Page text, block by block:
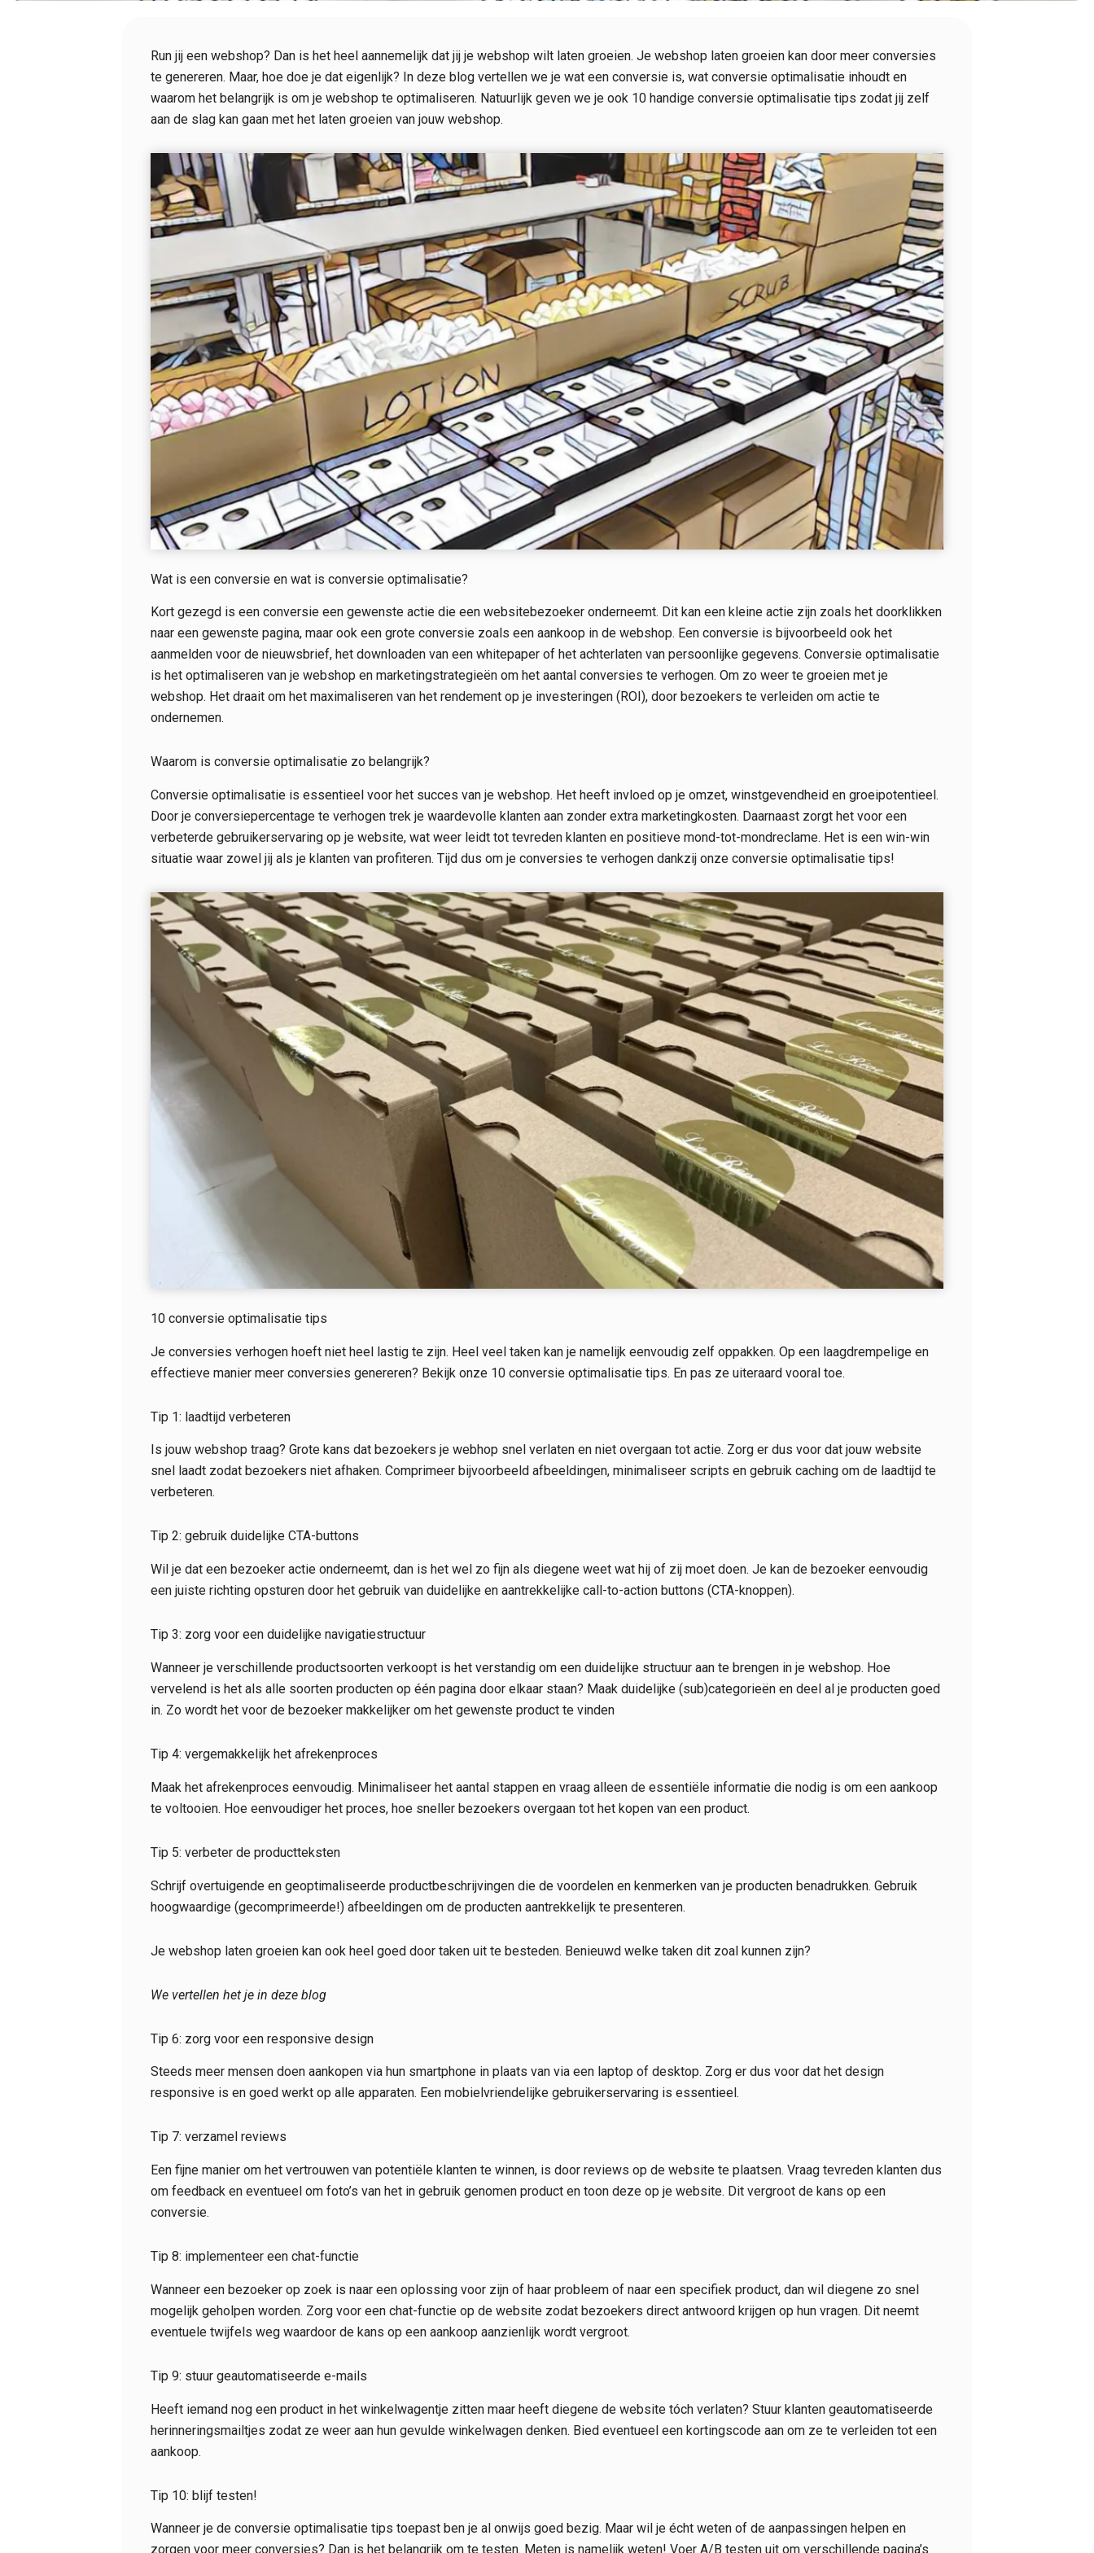
Run jij een webshop? Dan is het heel aannemelijk dat jij je webshop wilt laten groeien. Je webshop laten groeien kan door meer conversies
te genereren. Maar, hoe doe je dat eigenlijk? In deze blog vertellen we je wat een conversie is, wat conversie optimalisatie inhoudt en
waarom het belangrijk is om je webshop te optimaliseren. Natuurlijk geven we je ook 10 handige conversie optimalisatie tips zodat jij zelf
aan de slag kan gaan met het laten groeien van jouw webshop.
Wat is een conversie en wat is conversie optimalisatie?
Kort gezegd is een conversie een gewenste actie die een websitebezoeker onderneemt. Dit kan een kleine actie zijn zoals het doorklikken
naar een gewenste pagina, maar ook een grote conversie zoals een aankoop in de webshop. Een conversie is bijvoorbeeld ook het
aanmelden voor de nieuwsbrief, het downloaden van een whitepaper of het achterlaten van persoonlijke gegevens. Conversie optimalisatie
is het optimaliseren van je webshop en marketingstrategieën om het aantal conversies te verhogen. Om zo weer te groeien met je
webshop. Het draait om het maximaliseren van het rendement op je investeringen (ROI), door bezoekers te verleiden om actie te
ondernemen.
Waarom is conversie optimalisatie zo belangrijk?
Conversie optimalisatie is essentieel voor het succes van je webshop. Het heeft invloed op je omzet, winstgevendheid en groeipotentieel.
Door je conversiepercentage te verhogen trek je waardevolle klanten aan zonder extra marketingkosten. Daarnaast zorgt het voor een
verbeterde gebruikerservaring op je website, wat weer leidt tot tevreden klanten en positieve mond-tot-mondreclame. Het is een win-win
situatie waar zowel jij als je klanten van profiteren. Tijd dus om je conversies te verhogen dankzij onze conversie optimalisatie tips!
10 conversie optimalisatie tips
Je conversies verhogen hoeft niet heel lastig te zijn. Heel veel taken kan je namelijk eenvoudig zelf oppakken. Op een laagdrempelige en
effectieve manier meer conversies genereren? Bekijk onze 10 conversie optimalisatie tips. En pas ze uiteraard vooral toe.
Tip 1: laadtijd verbeteren
Is jouw webshop traag? Grote kans dat bezoekers je webhop snel verlaten en niet overgaan tot actie. Zorg er dus voor dat jouw website
snel laadt zodat bezoekers niet afhaken. Comprimeer bijvoorbeeld afbeeldingen, minimaliseer scripts en gebruik caching om de laadtijd te
verbeteren.
Tip 2: gebruik duidelijke CTA-buttons
Wil je dat een bezoeker actie onderneemt, dan is het wel zo fijn als diegene weet wat hij of zij moet doen. Je kan de bezoeker eenvoudig
een juiste richting opsturen door het gebruik van duidelijke en aantrekkelijke call-to-action buttons (CTA-knoppen).
Tip 3: zorg voor een duidelijke navigatiestructuur
Wanneer je verschillende productsoorten verkoopt is het verstandig om een duidelijke structuur aan te brengen in je webshop. Hoe
vervelend is het als alle soorten producten op één pagina door elkaar staan? Maak duidelijke (sub)categorieën en deel al je producten goed
in. Zo wordt het voor de bezoeker makkelijker om het gewenste product te vinden
Tip 4: vergemakkelijk het afrekenproces
Maak het afrekenproces eenvoudig. Minimaliseer het aantal stappen en vraag alleen de essentiële informatie die nodig is om een aankoop
te voltooien. Hoe eenvoudiger het proces, hoe sneller bezoekers overgaan tot het kopen van een product.
Tip 5: verbeter de productteksten
Schrijf overtuigende en geoptimaliseerde productbeschrijvingen die de voordelen en kenmerken van je producten benadrukken. Gebruik
hoogwaardige (gecomprimeerde!) afbeeldingen om de producten aantrekkelijk te presenteren.
Je webshop laten groeien kan ook heel goed door taken uit te besteden. Benieuwd welke taken dit zoal kunnen zijn?
We vertellen het je in deze blog
Tip 6: zorg voor een responsive design
Steeds meer mensen doen aankopen via hun smartphone in plaats van via een laptop of desktop. Zorg er dus voor dat het design
responsive is en goed werkt op alle apparaten. Een mobielvriendelijke gebruikerservaring is essentieel.
Tip 7: verzamel reviews
Een fijne manier om het vertrouwen van potentiële klanten te winnen, is door reviews op de website te plaatsen. Vraag tevreden klanten dus
om feedback en eventueel om foto’s van het in gebruik genomen product en toon deze op je website. Dit vergroot de kans op een
conversie.
Tip 8: implementeer een chat-functie
Wanneer een bezoeker op zoek is naar een oplossing voor zijn of haar probleem of naar een specifiek product, dan wil diegene zo snel
mogelijk geholpen worden. Zorg voor een chat-functie op de website zodat bezoekers direct antwoord krijgen op hun vragen. Dit neemt
eventuele twijfels weg waardoor de kans op een aankoop aanzienlijk wordt vergroot.
Tip 9: stuur geautomatiseerde e-mails
Heeft iemand nog een product in het winkelwagentje zitten maar heeft diegene de website tóch verlaten? Stuur klanten geautomatiseerde
herinneringsmailtjes zodat ze weer aan hun gevulde winkelwagen denken. Bied eventueel een kortingscode aan om ze te verleiden tot een
aankoop.
Tip 10: blijf testen!
Wanneer je de conversie optimalisatie tips toepast ben je al onwijs goed bezig. Maar wil je écht weten of de aanpassingen helpen en
zorgen voor meer conversies? Dan is het belangrijk om te testen. Meten is namelijk weten! Voer A/B testen uit om verschillende pagina’s